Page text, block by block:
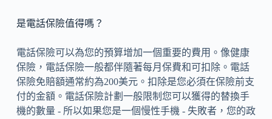
是電話保險值得嗎？
電話保險可以為您的預算增加一個重要的費用。像健康
保險，電話保險一般都伴隨著每月保費和可扣除。電話
保險免賠額通常約為200美元。扣除是您必須在保險前支
付的金額。電話保險計劃一般限制您可以獲得的替換手
機的數量 - 所以如果您是一個慢性手機 - 失敗者，您的政